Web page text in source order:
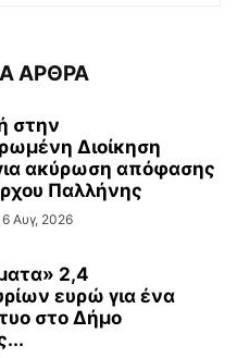
ΑΡΘΡΑ
στην
Διοίκηση
ακύρωση απόφασης
Παλλήνης
Αυγ, 2026
2,4
ευρώ για ένα
στο Δήμο